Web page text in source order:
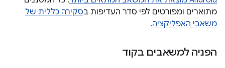
מתוארים ומפורטים לפי סדר העדיפות בסקירה כללית של
משאבי האפליקציה.
הפניה למשאבים בקוד